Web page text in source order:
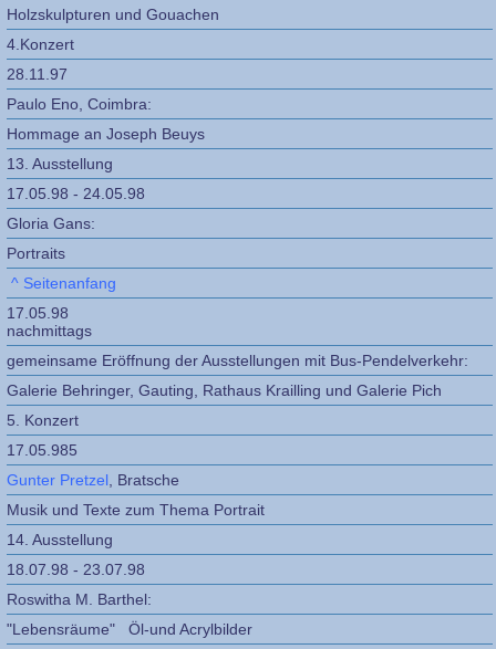
Holzskulpturen und Gouachen
4.Konzert
28.11.97
Paulo Eno, Coimbra:
Hommage an Joseph Beuys
13. Ausstellung
17.05.98 - 24.05.98
Gloria Gans:
Portraits
^ Seitenanfang
17.05.98
nachmittags
gemeinsame Eröffnung der Ausstellungen mit Bus-Pendelverkehr:
Galerie Behringer, Gauting, Rathaus Krailling und Galerie Pich
5. Konzert
17.05.985
Gunter Pretzel , Bratsche
Musik und Texte zum Thema Portrait
14. Ausstellung
18.07.98 - 23.07.98
Roswitha M. Barthel:
"Lebensräume" Öl-und Acrylbilder